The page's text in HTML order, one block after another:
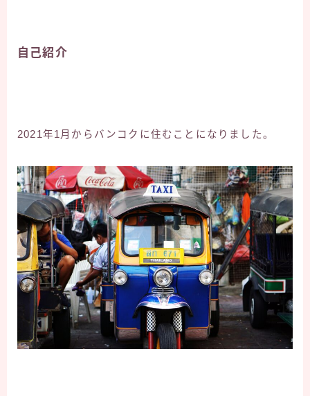
自己紹介
2021年1月からバンコクに住むことになりました。